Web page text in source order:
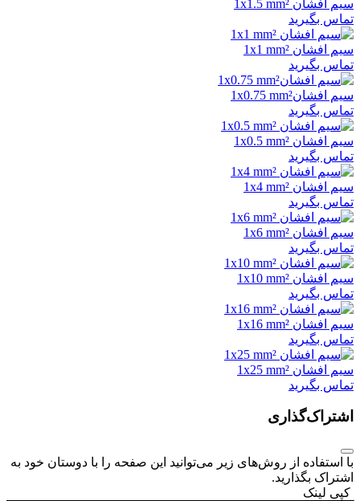
سیم افشان 1x1.5 mm²
تماس بگیرید
سیم افشان 1x1 mm²
تماس بگیرید
سیم افشان1x0.75 mm²
تماس بگیرید
سیم افشان 1x0.5 mm²
تماس بگیرید
سیم افشان 1x4 mm²
تماس بگیرید
سیم افشان 1x6 mm²
تماس بگیرید
سیم افشان 1x10 mm²
تماس بگیرید
سیم افشان 1x16 mm²
تماس بگیرید
سیم افشان 1x25 mm²
تماس بگیرید
اشتراک‌گذاری
با استفاده از روش‌های زیر می‌توانید این صفحه را با دوستان خود به
اشتراک بگذارید.
کپی لینک